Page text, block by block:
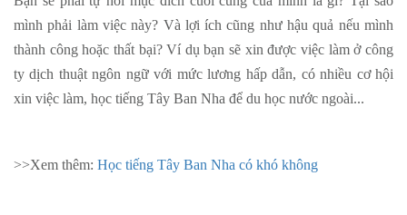
mình phải làm việc này? Và lợi ích cũng như hậu quả nếu mình
thành công hoặc thất bại? Ví dụ bạn sẽ xin được việc làm ở công
ty dịch thuật ngôn ngữ với mức lương hấp dẫn, có nhiều cơ hội
xin việc làm, học tiếng Tây Ban Nha để du học nước ngoài...
>>Xem thêm: Học tiếng Tây Ban Nha có khó không